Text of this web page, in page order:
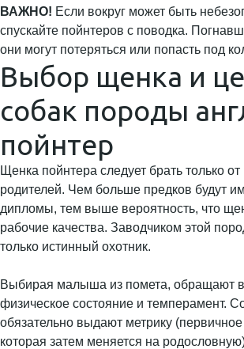
ВАЖНО! Если вокруг может быть
спускайте пойнтеров с поводка.
они могут потеряться или попасть под
Выбор щенка и
собак породы
пойнтер
Щенка пойнтера следует брать только
родителей. Чем больше предков будут
дипломы, тем выше вероятность, что
рабочие качества. Заводчиком этой
только истинный охотник.
Выбирая малыша из помета, обращают
физическое состояние и темперамент.
обязательно выдают метрику (первичное
которая затем меняется на